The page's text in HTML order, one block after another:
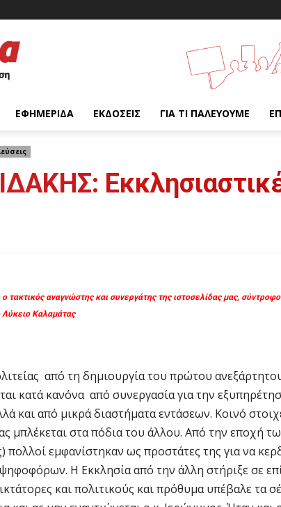
ΕΦΗΜΕΡΊΔΑ ΕΚΔΌΣΕΙΣ ΓΙΑ ΤΙ ΠΑΛΕΎΟΥΜΕ
αναγνώστης και συνεργάτης της ιστοσελίδας μας,
Λύκειο Καλαμάτας
από τη δημιουργία του πρώτου
κατά κανόνα από συνεργασία για την
και από μικρά διαστήματα εντάσεων. Κοινό
μπλέκεται στα πόδια του άλλου. Από την εποχή
εμφανίστηκαν ως προστάτες της για να
Η Εκκλησία από την άλλη στήριξε σε
και πολιτικούς και πρόθυμα υπέβαλε τα